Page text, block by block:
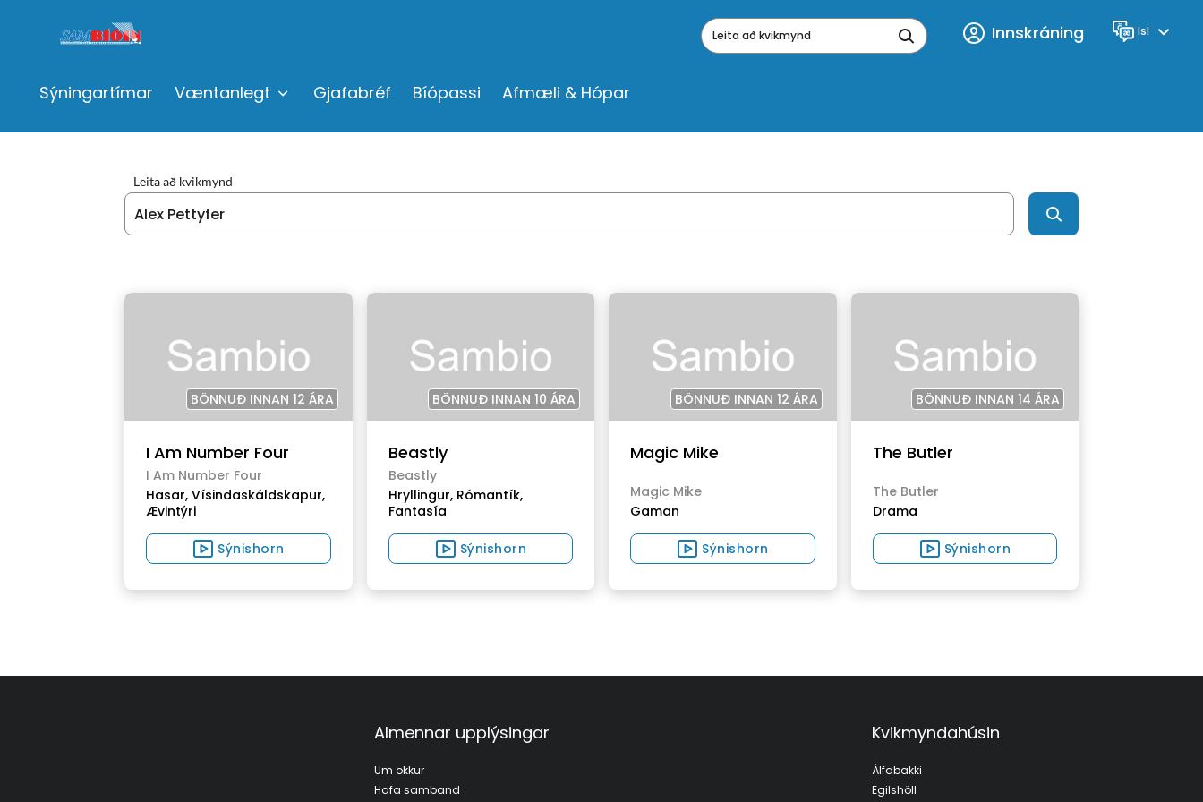
Sýningartímar Væntanlegt Gjafabréf Bíópassi Afmæli & Hópar
Leita að kvikmynd
Innskráning Tungumál
Isl
Leita að kvikmynd
BÖNNUÐ INNAN 12 ÁRA
I Am Number Four
I Am Number Four
Hasar, Vísindaskáldskapur,
Ævintýri
Sýnishorn
BÖNNUÐ INNAN 10 ÁRA
Beastly
Beastly
Hryllingur, Rómantík,
Fantasía
Sýnishorn
BÖNNUÐ INNAN 12 ÁRA
Magic Mike
Magic Mike
Gaman
Sýnishorn
BÖNNUÐ INNAN 14 ÁRA
The Butler
The Butler
Drama
Sýnishorn
Almennar upplýsingar
Um okkur
Hafa samband
Kvikmyndahúsin
Álfabakki
Egilshöll